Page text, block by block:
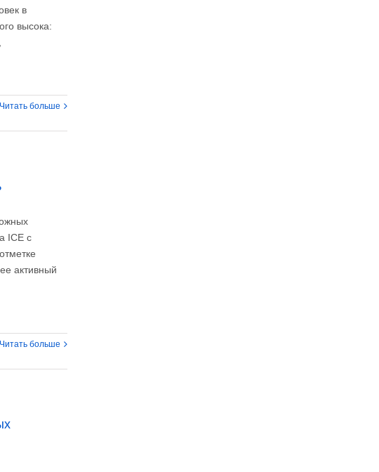
в
высока:
Читать больше
ICE с
активный
Читать больше